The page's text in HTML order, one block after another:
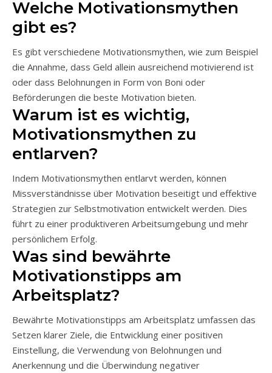
Welche Motivationsmythen
gibt es?
Es gibt verschiedene Motivationsmythen, wie zum Beispiel
die Annahme, dass Geld allein ausreichend motivierend ist
oder dass Belohnungen in Form von Boni oder
Beförderungen die beste Motivation bieten.
Warum ist es wichtig,
Motivationsmythen zu
entlarven?
Indem Motivationsmythen entlarvt werden, können
Missverständnisse über Motivation beseitigt und effektive
Strategien zur Selbstmotivation entwickelt werden. Dies
führt zu einer produktiveren Arbeitsumgebung und mehr
persönlichem Erfolg.
Was sind bewährte
Motivationstipps am
Arbeitsplatz?
Bewährte Motivationstipps am Arbeitsplatz umfassen das
Setzen klarer Ziele, die Entwicklung einer positiven
Einstellung, die Verwendung von Belohnungen und
Anerkennung und die Überwindung negativer